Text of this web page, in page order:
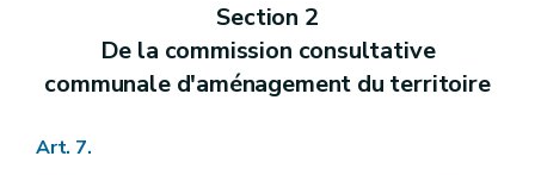
Livre II
Dispositions relatives à l'aménagement du territoire et à l'urbanisme opérationnels
Titre premier Des dispositions générales
Chapitre premier Des sites d'activités économiques à réhabiliter
Section 2
De la commission consultative
communale d'aménagement du territoire
Art. 7.